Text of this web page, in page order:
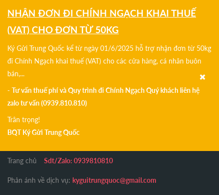
NHẬN ĐƠN ĐI CHÍNH NGẠCH KHAI THUẾ
(VAT) CHO ĐƠN TỪ 50KG
Ký Gửi Trung Quốc kể từ ngày 01/6/2025 hỗ trợ nhận đơn từ 50kg
đi Chính Ngạch khai thuế (VAT) cho các cửa hàng, cá nhân buôn
bán,...
- Tư vấn thuế phí và Quy trình đi Chính Ngạch Quý khách liên hệ
zalo tư vấn (0939.810.810)
Trân trọng!
BQT Ký Gửi Trung Quốc
Trang chủ Sdt/Zalo: 0939810810
Phản ánh về dịch vụ: kyguitrungquoc@gmail.com